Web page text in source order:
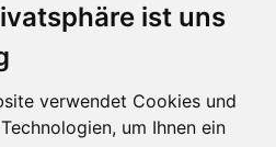
ist uns
verwendet Cookies und
um Ihnen ein